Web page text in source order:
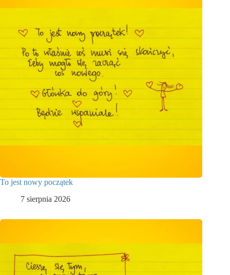
To jest nowy początek
7 sierpnia 2026